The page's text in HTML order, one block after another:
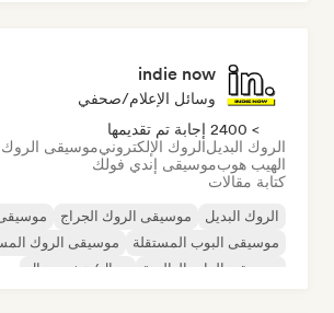
indie now
وسائل الإعلام/صحفي
> 2400 إجابة تم تقديمها
الروك البديلالروك الإلكترونيموسيقى الروك
الهيب هوبموسيقى إندي فولك
كتابة مقالات
الروك البديل موسيقى الروك الجراج
موسيقى البوب المستقلة
موسيقى الروك
موسيقى الراب العالمية
ميتال/هيفي ميتال